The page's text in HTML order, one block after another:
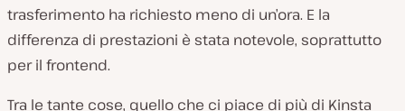
trasferimento ha richiesto meno di un’ora. E la
differenza di prestazioni è stata notevole, soprattutto
per il frontend.
Tra le tante cose, quello che ci piace di più di Kinsta